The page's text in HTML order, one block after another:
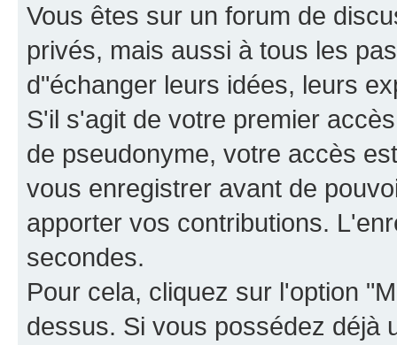
Vous êtes sur un forum de
privés, mais aussi à tous les
d"échanger leurs idées, leurs
S'il s'agit de votre premier
de pseudonyme, votre accès
vous enregistrer avant de
apporter vos contributions.
secondes.
Pour cela, cliquez sur l'option
dessus. Si vous possédez déjà